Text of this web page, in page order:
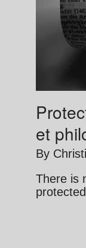
et
By
There is